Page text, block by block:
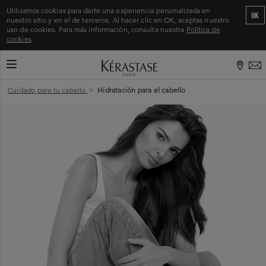
Utilizamos cookies para darte una experiencia personalizada en
nuestro sitio y en el de terceros. Al hacer clic en OK, aceptas nuestro
uso de cookies. Para más información, consulta nuestra Política de
cookies
OK
CAMBIAR MODO DE NAVEGACIÓN
Cuidado para tu cabello > Hidratación para el cabello